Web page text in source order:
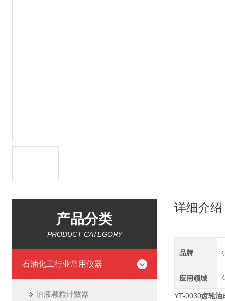
产品分类
PRODUCT CATEGORY
石油化工行业常用仪器
油液颗粒计数器
详细介绍
品牌
应用领域
YT-0030齿轮油